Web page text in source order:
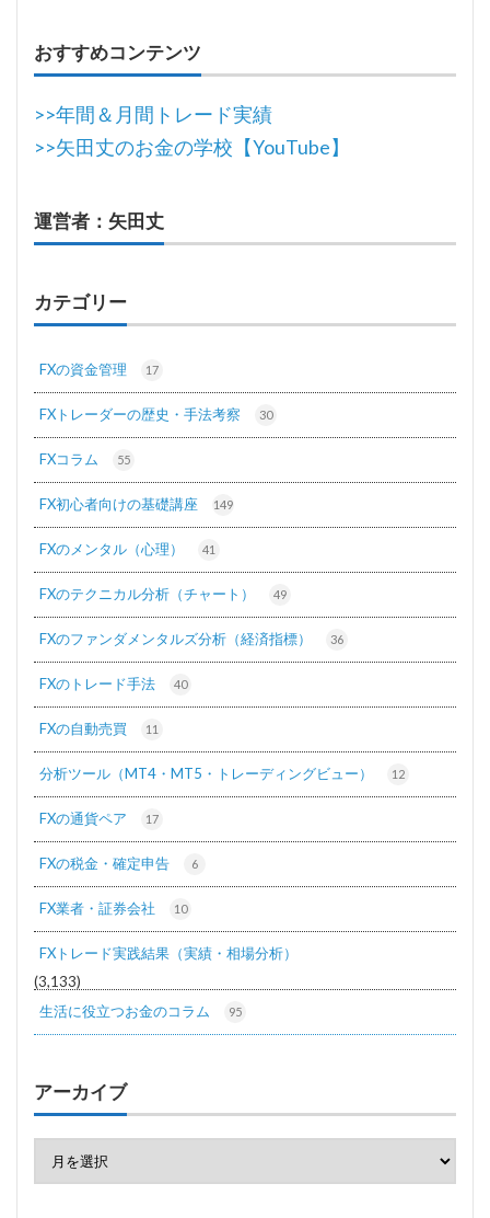
おすすめコンテンツ
>>年間＆月間トレード実績
>>矢田丈のお金の学校【YouTube】
運営者：矢田丈
カテゴリー
FXの資金管理 17
FXトレーダーの歴史・手法考察 30
FXコラム 55
FX初心者向けの基礎講座 149
FXのメンタル（心理） 41
FXのテクニカル分析（チャート） 49
FXのファンダメンタルズ分析（経済指標） 36
FXのトレード手法 40
FXの自動売買 11
分析ツール（MT4・MT5・トレーディングビュー） 12
FXの通貨ペア 17
FXの税金・確定申告 6
FX業者・証券会社 10
FXトレード実践結果（実績・相場分析）
(3,133)
生活に役立つお金のコラム
95
アーカイブ